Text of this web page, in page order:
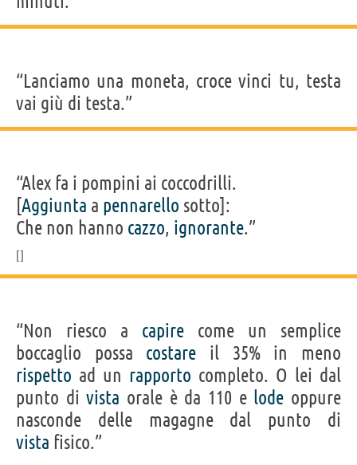
“Lanciamo una moneta, croce vinci tu, testa
vai giù di testa.”
“Alex fa i pompini ai coccodrilli.
[Aggiunta a pennarello sotto]:
Che non hanno cazzo, ignorante.”
“Non riesco a capire come un semplice
boccaglio possa costare il 35% in meno
rispetto ad un rapporto completo. O lei dal
punto divista orale è da 110 e lode oppure
nasconde delle magagne dal punto di
vista fisico.”